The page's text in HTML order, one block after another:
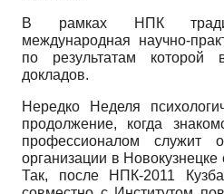
В рамках НПК
международная научно-
по результатам которой
докладов.
Нередко Неделя
продолжение, когда
профессионалом служит
организации в
Так, после НПК-2011